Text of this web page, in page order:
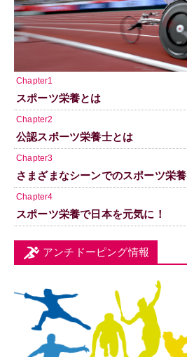
Chapter1
スポーツ栄養とは
Chapter2
公認スポーツ栄養士とは
Chapter3
さまざまなシーンでのスポーツ栄養
Chapter4
スポーツ栄養で日本を元気に！
アンチドーピング情報